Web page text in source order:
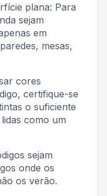
plana: Para
sejam
em
mesas,
cores
certifique-se
o suficiente
como um
sejam
onde os
os verão.